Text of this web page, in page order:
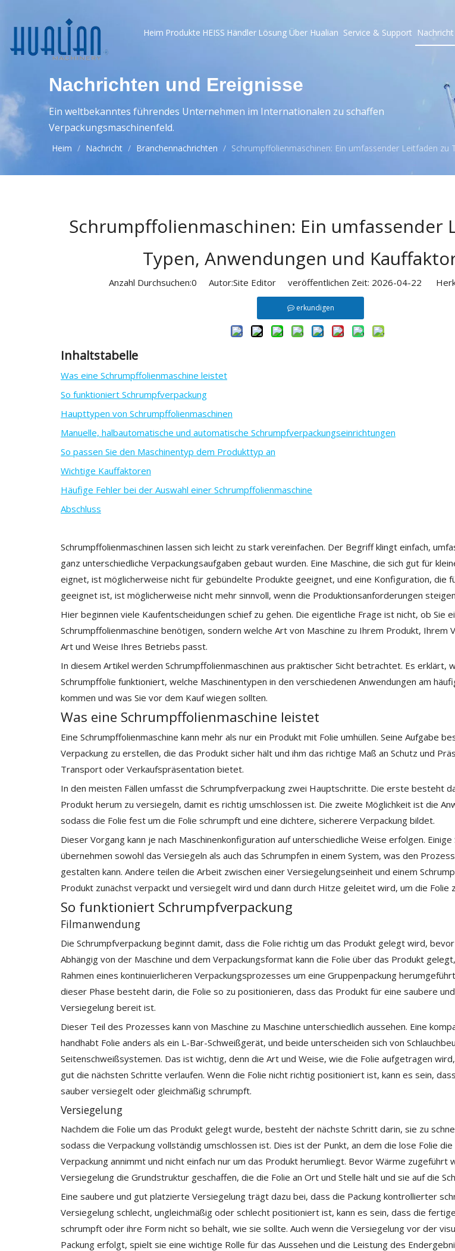
Heim Produkte HEISS Händler Lösung Über Hualian Service & Support Nachricht
Nachrichten und Ereignisse
Ein weltbekanntes führendes Unternehmen im Internationalen zu schaffen
Verpackungsmaschinenfeld.
Heim / Nachricht / Branchennachrichten / Schrumpffolienmaschinen: Ein umfassender Leitfaden zu
Schrumpffolienmaschinen: Ein umfassender
Typen, Anwendungen und
Anzahl Durchsuchen:0 Autor:Site Editor veröffentlichen Zeit: 2026-04-22
erkundigen
Inhaltstabelle
Was eine Schrumpffolienmaschine leistet
So funktioniert Schrumpfverpackung
Haupttypen von Schrumpffolienmaschinen
Manuelle, halbautomatische und automatische Schrumpfverpackungseinrichtungen
So passen Sie den Maschinentyp dem Produkttyp an
Wichtige Kauffaktoren
Häufige Fehler bei der Auswahl einer Schrumpffolienmaschine
Abschluss
Schrumpffolienmaschinen lassen sich leicht zu stark vereinfachen. Der Begriff klingt einfach,
ganz unterschiedliche Verpackungsaufgaben gebaut wurden. Eine Maschine, die sich gut für
eignet, ist möglicherweise nicht für gebündelte Produkte geeignet, und eine Konfiguration, die
geeignet ist, ist möglicherweise nicht mehr sinnvoll, wenn die Produktionsanforderungen
Hier beginnen viele Kaufentscheidungen schief zu gehen. Die eigentliche Frage ist nicht, ob Sie
Schrumpffolienmaschine benötigen, sondern welche Art von Maschine zu Ihrem Produkt, Ihrem
Art und Weise Ihres Betriebs passt.
In diesem Artikel werden Schrumpffolienmaschinen aus praktischer Sicht betrachtet. Es erklärt,
Schrumpffolie funktioniert, welche Maschinentypen in den verschiedenen Anwendungen am
kommen und was Sie vor dem Kauf wiegen sollten.
Was eine Schrumpffolienmaschine leistet
Eine Schrumpffolienmaschine kann mehr als nur ein Produkt mit Folie umhüllen. Seine Aufgabe
Verpackung zu erstellen, die das Produkt sicher hält und ihm das richtige Maß an Schutz und
Transport oder Verkaufspräsentation bietet.
In den meisten Fällen umfasst die Schrumpfverpackung zwei Hauptschritte. Die erste besteht
Produkt herum zu versiegeln, damit es richtig umschlossen ist. Die zweite Möglichkeit ist die
sodass die Folie fest um die Folie schrumpft und eine dichtere, sicherere Verpackung bildet.
Dieser Vorgang kann je nach Maschinenkonfiguration auf unterschiedliche Weise erfolgen. Einige
übernehmen sowohl das Versiegeln als auch das Schrumpfen in einem System, was den
gestalten kann. Andere teilen die Arbeit zwischen einer Versiegelungseinheit und einem
Produkt zunächst verpackt und versiegelt wird und dann durch Hitze geleitet wird, um die Folie
So funktioniert Schrumpfverpackung
Filmanwendung
Die Schrumpfverpackung beginnt damit, dass die Folie richtig um das Produkt gelegt wird,
Abhängig von der Maschine und dem Verpackungsformat kann die Folie über das Produkt
Rahmen eines kontinuierlicheren Verpackungsprozesses um eine Gruppenpackung
dieser Phase besteht darin, die Folie so zu positionieren, dass das Produkt für eine saubere
Versiegelung bereit ist.
Dieser Teil des Prozesses kann von Maschine zu Maschine unterschiedlich aussehen. Eine
handhabt Folie anders als ein L-Bar-Schweißgerät, und beide unterscheiden sich von
Seitenschweißsystemen. Das ist wichtig, denn die Art und Weise, wie die Folie aufgetragen
gut die nächsten Schritte verlaufen. Wenn die Folie nicht richtig positioniert ist, kann es sein,
sauber versiegelt oder gleichmäßig schrumpft.
Versiegelung
Nachdem die Folie um das Produkt gelegt wurde, besteht der nächste Schritt darin, sie zu
sodass die Verpackung vollständig umschlossen ist. Dies ist der Punkt, an dem die lose Folie
Verpackung annimmt und nicht einfach nur um das Produkt herumliegt. Bevor Wärme zugeführt
Versiegelung die Grundstruktur geschaffen, die die Folie an Ort und Stelle hält und sie auf die
Eine saubere und gut platzierte Versiegelung trägt dazu bei, dass die Packung kontrollierter
Versiegelung schlecht, ungleichmäßig oder schlecht positioniert ist, kann es sein, dass die
schrumpft oder ihre Form nicht so behält, wie sie sollte. Auch wenn die Versiegelung vor der
Packung erfolgt, spielt sie eine wichtige Rolle für das Aussehen und die Leistung des